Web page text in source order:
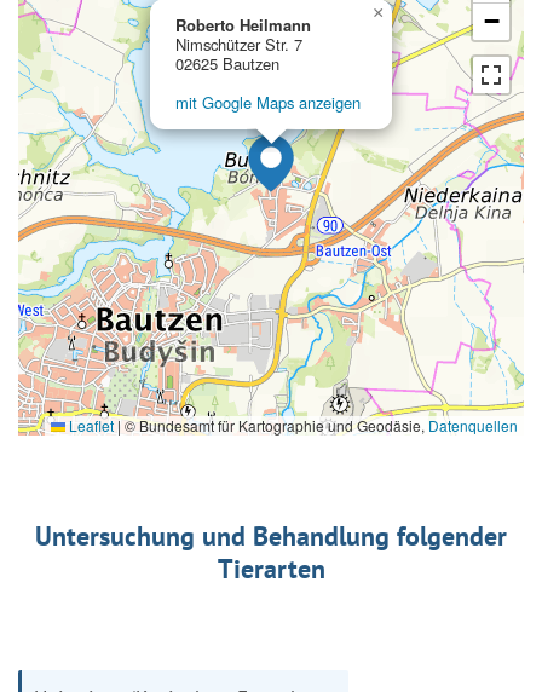
Roberto Heilmann
Nimschützer Str. 7
02625 Bautzen
mit Google Maps anzeigen
×
−
Leaflet|© Bundesamt für Kartographie und Geodäsie, Datenquellen
Untersuchung und Behandlung folgender
Tierarten